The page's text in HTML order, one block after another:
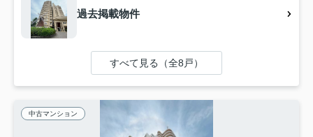
過去掲載物件
すべて見る（全8戸）
中古マンション